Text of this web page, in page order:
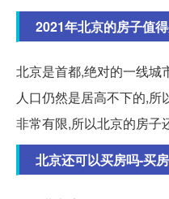
2021年北京的房子值
北京是首都,绝对的一线城
人口仍然是居高不下的,
非常有限,所以北京的房子
北京还可以买房吗-买